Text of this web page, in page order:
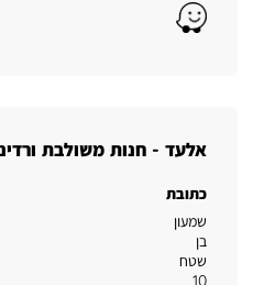
Waze
אלעד - חנות משולבת
כתובת
שמעון
בן
שטח
10